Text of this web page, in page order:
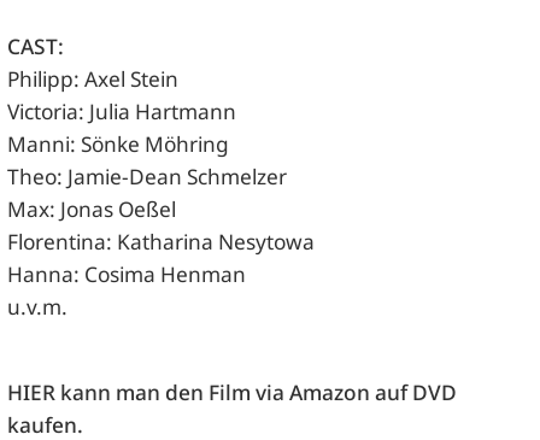
CAST:
Philipp: Axel Stein
Victoria: Julia Hartmann
Manni: Sönke Möhring
Theo: Jamie-Dean Schmelzer
Max: Jonas Oeßel
Florentina: Katharina Nesytowa
Hanna: Cosima Henman
u.v.m.
HIER kann man den Film via Amazon aufDVD
kaufen.